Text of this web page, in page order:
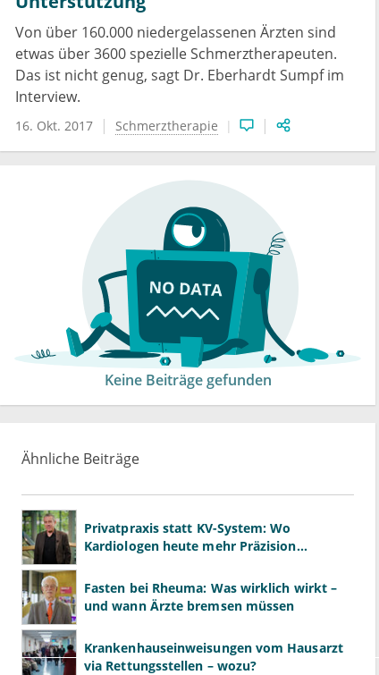
Von über 160.000 niedergelassenen Ärzten sind
etwas über 3600 spezielle Schmerztherapeuten.
Das ist nicht genug, sagt Dr. Eberhardt Sumpf im
Interview.
16. Okt. 2017 Schmerztherapie
Keine Beiträge gefunden
Ähnliche Beiträge
Privatpraxis statt KV-System: Wo
Kardiologen heute mehr Präzision
entstehen
Fasten bei Rheuma: Was wirklich wirkt –
und wann Ärzte bremsen müssen
Krankenhauseinweisungen vom Hausarzt
via Rettungsstellen – wozu?